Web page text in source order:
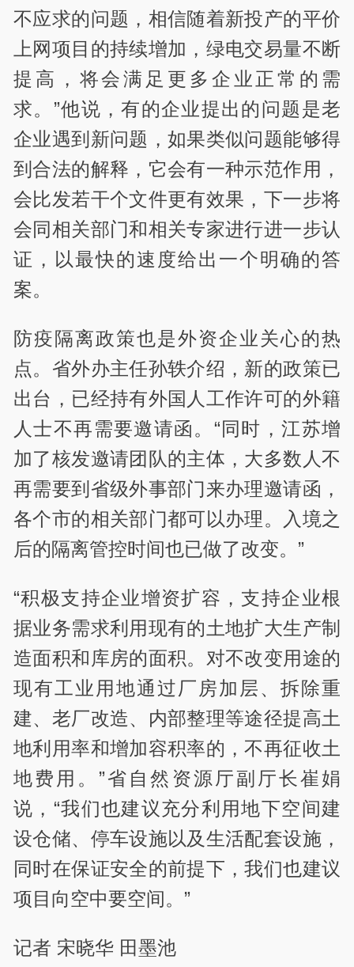
不应求的问题，相信随着新投产的平价
上网项目的持续增加，绿电交易量不断
提高，将会满足更多企业正常的需
求。”他说，有的企业提出的问题是老
企业遇到新问题，如果类似问题能够得
到合法的解释，它会有一种示范作用，
会比发若干个文件更有效果，下一步将
会同相关部门和相关专家进行进一步认
证，以最快的速度给出一个明确的答
案。
防疫隔离政策也是外资企业关心的热
点。省外办主任孙轶介绍，新的政策已
出台，已经持有外国人工作许可的外籍
人士不再需要邀请函。“同时，江苏增
加了核发邀请团队的主体，大多数人不
再需要到省级外事部门来办理邀请函，
各个市的相关部门都可以办理。入境之
后的隔离管控时间也已做了改变。”
“积极支持企业增资扩容，支持企业根
据业务需求利用现有的土地扩大生产制
造面积和库房的面积。对不改变用途的
现有工业用地通过厂房加层、拆除重
建、老厂改造、内部整理等途径提高土
地利用率和增加容积率的，不再征收土
地费用。”省自然资源厅副厅长崔娟
说，“我们也建议充分利用地下空间建
设仓储、停车设施以及生活配套设施，
同时在保证安全的前提下，我们也建议
项目向空中要空间。”
记者 宋晓华 田墨池